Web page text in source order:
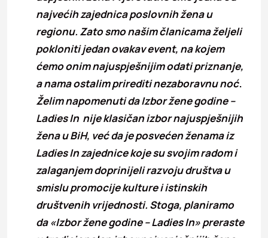
najvećih zajednica poslovnih žena u
regionu. Zato smo našimčlanicama željeli
pokloniti jedan ovakav event, na kojem
ćemo onim najuspješnijim odati priznanje,
a nama ostalim prirediti nezaboravnu noć.
Želim napomenuti da Izbor žene godine –
Ladies In nije klasičan izbor najuspješnijih
žena u BiH, već da je posvećen ženama iz
Ladies In zajednice koje su svojim radom i
zalaganjem doprinijeli razvoju društva u
smislu promocije kulture i istinskih
društvenih vrijednosti. Stoga, planiramo
da«Izbor žene godine – Ladies In»preraste